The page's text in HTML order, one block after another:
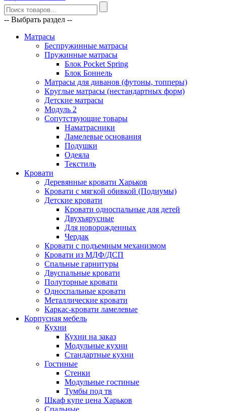
-- Выбрать раздел --
Матрасы
Беспружинные матрасы
Пружинные матрасы
Блок Pocket Spring
Блок Боннель
Матрасы для диванов (футоны, топперы)
Круглые матрасы (нестандартных форм)
Детские матрасы
Модуль 2
Сопутствующие товары
Наматрасники
Ламелевые основания
Подушки
Одеяла
Текстиль
Кровати
Деревянные кровати Харьков
Кровати с мягкой обивкой (Подиумы)
Детские кровати
Кровати односпальные для детей
Двухъярусные
Для новорожденных
Чердак
Кровати с подъемным механизмом
Кровати из МДФ/ДСП
Спальные гарнитуры
Двуспальные кровати
Полуторные кровати
Односпальные кровати
Металлические кровати
Каркас-кровати ламелевые
Корпусная мебель
Кухни
Кухни на заказ
Модульные кухни
Стандартные кухни
Гостиные
Стенки
Модульные гостиные
Тумбы под тв
Шкаф купе цена Харьков
Спальные